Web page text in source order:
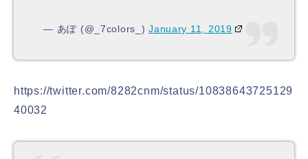
— あぽ (@_7colors_)January 11, 2019
https://twitter.com/8282cnm/status/10838643725129
40032